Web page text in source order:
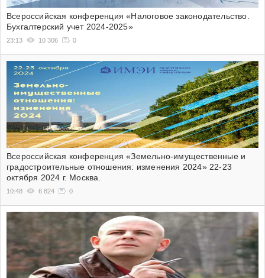
Всероссийская конференция «Налоговое законодательство.
Бухгалтерский учет 2024-2025»
23:13 10 306 0
Всероссийская конференция «Земельно-имущественные и
градостроительные отношения: изменения 2024» 22-23
октября 2024 г. Москва.
10:48 6 824 0